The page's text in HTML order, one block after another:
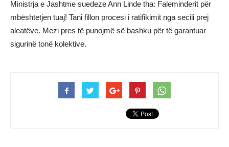
Ministrja e Jashtme suedeze Ann Linde tha: Faleminderit për
mbështetjen tuaj! Tani fillon procesi i ratifikimit nga secili prej
aleatëve. Mezi pres të punojmë së bashku për të garantuar
sigurinë tonë kolektive.